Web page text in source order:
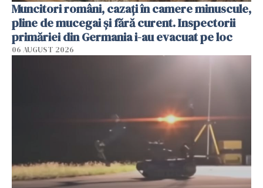
Muncitori români, cazați în camere minuscule,
pline de mucegai și fără curent. Inspectorii
primăriei din Germania i-au evacuat pe loc
06 AUGUST 2026